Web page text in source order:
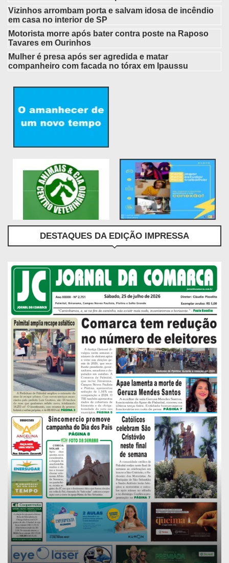
Vizinhos arrombam porta e salvam idosa de incêndio
em casa no interior de SP
Motorista morre após bater contra poste na Raposo
Tavares em Ourinhos
Mulher é presa após ser agredida e matar
companheiro com facada no tórax em Ipaussu
DESTAQUES DA EDIÇÃO IMPRESSA